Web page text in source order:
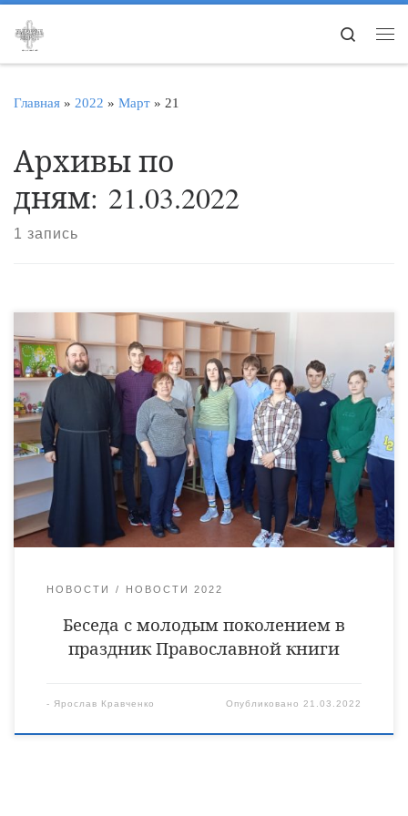
Перейти к содержимому
Search
Главная » 2022 » Март » 21
Архивы по
дням: 21.03.2022
1 запись
18 марта настоятель храма в честь Казанской иконы Божией
Матери села Каменка Ржаксинского района священник
Алексий Чепиков встретился с учащимися филиала МБОУ
«Ржаксинская СОШ им. Г.А. Пономарёва» села Каменка.
Отец Алексей обсудил с учениками как в развивающимся
мире не заблудиться и быть крепким в своем мнении. На
примерах Закона Божия и законов Российской Федерации
[…]
НОВОСТИ НОВОСТИ 2022
Беседа с молодым поколением в
праздник Православной книги
- Ярослав Кравченко Опубликовано21.03.2022